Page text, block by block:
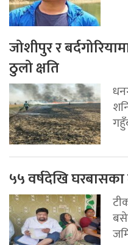
जोशीपुर र
ठुलो क्षति
५५ वर्षदेखि